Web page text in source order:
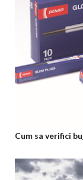
Cum sa verifici